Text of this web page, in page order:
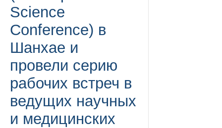
Science
Conference) в
Шанхае и
провели серию
рабочих встреч в
ведущих научных
и медицинских